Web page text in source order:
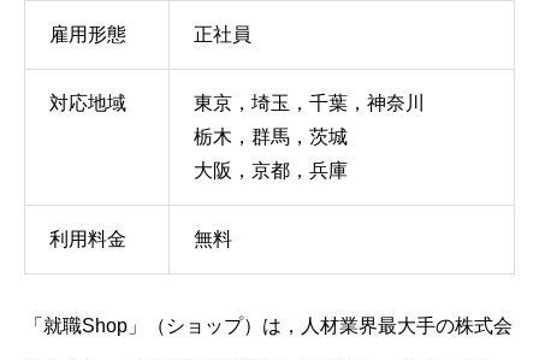
雇用形態 正社員
対応地域
東京，埼玉，千葉，神奈川
栃木，群馬，茨城
大阪，京都，兵庫
利用料金 無料
「就職Shop」（ショップ）は，人材業界最大手の株式会